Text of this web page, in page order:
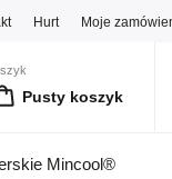
Hurt Moje
Pusty koszyk
Mincool®